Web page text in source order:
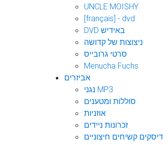
UNCLE MOISHY
[français] - dvd
DVD באידיש
ניצוצות של קדושה
סרטי גרובייס
Menucha Fuchs
אביזרים
נגני MP3
סוללות ומטענים
אוזניות
זכרונות ניידים
דיסקים קשיחים חיצוניים